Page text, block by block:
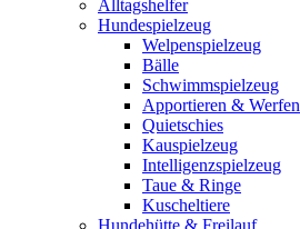
Alltagshelfer
Hundespielzeug
Welpenspielzeug
Bälle
Schwimmspielzeug
Apportieren & Werfen
Quietschies
Kauspielzeug
Intelligenzspielzeug
Taue & Ringe
Kuscheltiere
Hundehütte & Freilauf